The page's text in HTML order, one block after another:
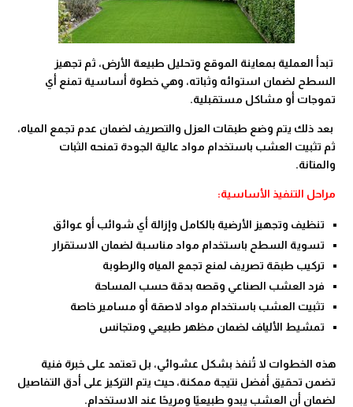
تبدأ العملية بمعاينة الموقع وتحليل طبيعة الأرض، ثم تجهيز
السطح لضمان استوائه وثباته، وهي خطوة أساسية تمنع أي
تموجات أو مشاكل مستقبلية.
بعد ذلك يتم وضع طبقات العزل والتصريف لضمان عدم تجمع المياه،
ثم تثبيت العشب باستخدام مواد عالية الجودة تمنحه الثبات
والمتانة.
مراحل التنفيذ الأساسية:
تنظيف وتجهيز الأرضية بالكامل وإزالة أي شوائب أو عوائق
تسوية السطح باستخدام مواد مناسبة لضمان الاستقرار
تركيب طبقة تصريف لمنع تجمع المياه والرطوبة
فرد العشب الصناعي وقصه بدقة حسب المساحة
تثبيت العشب باستخدام مواد لاصقة أو مسامير خاصة
تمشيط الألياف لضمان مظهر طبيعي ومتجانس
هذه الخطوات لا تُنفذ بشكل عشوائي، بل تعتمد على خبرة فنية
تضمن تحقيق أفضل نتيجة ممكنة، حيث يتم التركيز على أدق التفاصيل
لضمان أن العشب يبدو طبيعيًا ومريحًا عند الاستخدام.